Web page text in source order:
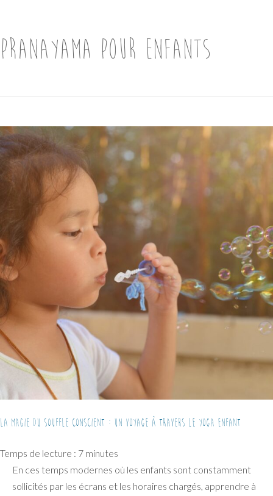
PRANAYAMA POUR ENFANTS
La magie du souffle conscient : un voyage à travers le yoga enfant
Temps de lecture : 7 minutes
En ces temps modernes où les enfants sont constamment
sollicités par les écrans et les horaires chargés, apprendre à